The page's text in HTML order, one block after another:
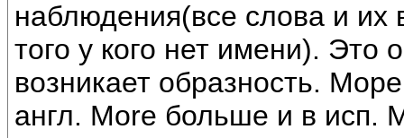
наблюдения(все слова и
того у кого нет имени). Это
возникает образность.
англ. More больше и в исп.